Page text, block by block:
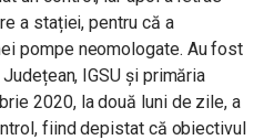
a stației, pentru că a
pompe neomologate. Au fost
IGSU și primăria
2020, la două luni de zile, a
fiind depistat că obiectivul